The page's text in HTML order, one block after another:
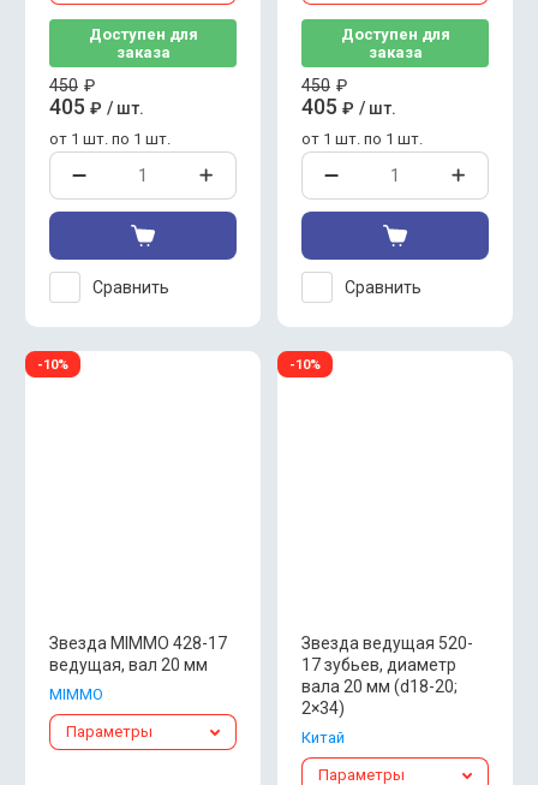
Доступен для
заказа
450 ₽
405 ₽ / шт.
от 1 шт. по 1 шт.
Сравнить
Доступен для
заказа
450 ₽
405 ₽ / шт.
от 1 шт. по 1 шт.
Сравнить
-10%
Звезда MIMMO 428-17
ведущая, вал 20 мм
MIMMO
Параметры
-10%
Звезда ведущая 520-
17 зубьев, диаметр
вала 20 мм (d18-20;
2×34)
Китай
Параметры